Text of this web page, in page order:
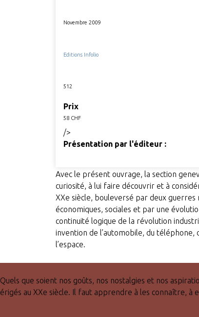
Novembre 2009
Editions Infolio
512
Prix
58 CHF
/>
Présentation par l'éditeur :
Avec le présent ouvrage, la section
curiosité, à lui faire découvrir et à
XXe siècle, bouleversé par deux
économiques, sociales et par une
continuité logique de la révolution
invention de l’automobile, du téléphone,
l’espace.
Quels que soient nos goûts, nos nostalgies et nos
érigés au XXe siècle. Il faut apprendre à les connaître,